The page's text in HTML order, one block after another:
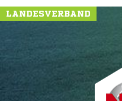
LANDESVERBAND